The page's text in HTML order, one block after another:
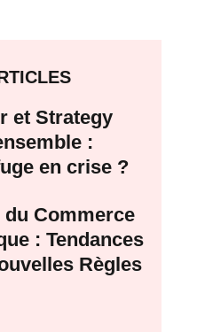
et Strategy
:
en crise ?
Commerce
: Tendances
Règles